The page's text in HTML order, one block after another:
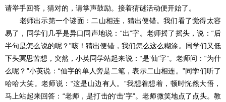
请举手回答，猜对的，请掌声鼓励。接着猜谜活动便开始了。
老师出示第一个谜面：二山相连，猜出便错。我们看了觉得太容
易了，同学们几乎是异口同声地说：“出”字。老师摇了摇头，说：“后
半句是怎么说的呢？”咳！猜出便错，我们怎么这么糊涂。同学们又低
下头冥思苦想，突然，小英同学站起来说：“是‘仙’字”。老师问：“为什
么呢？”小英说：“仙字的单人旁是二笔，表示二山相连。”同学们听了
哈哈大笑。老师说：“这是山边有人。”我想着想着，顿时恍然大悟，
马上站起来回答：“老师，是打击的‘击’字”。老师微笑地点了点头。教